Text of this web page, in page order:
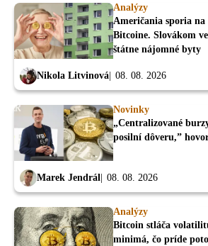
Analýzy
Američania sporia na
Bitcoine. Slovákom
štátne nájomné byty
Nikola Litvinová 08. 08. 2026
Novinky
„Centralizované
posilní dôveru,”
Marek Jendrál 08. 08. 2026
Analýzy
Bitcoin stláča
minimá, čo príde